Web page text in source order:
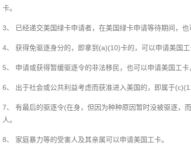
卡。
3、 已经递交美国绿卡申请者，在美国绿卡申请等待期间，也
4、 获得免驱逐身分的，即拿到(a)(10)卡的，可以申请美国工
5、 申请或获得暂缓驱逐令的非法移民，也可以申请美国工卡
6、 出于社会或公共利益考虑而获准进入美国的，即属于
7、 有最后的驱逐令(在身，但因为种种原因暂时没被驱逐，
人。
8、 家庭暴力等的受害人及其亲属可以申请美国工卡。